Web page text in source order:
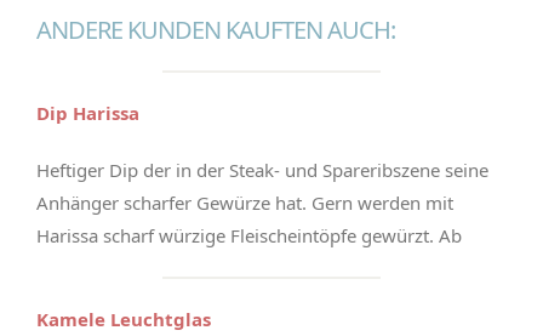
ANDERE KUNDEN KAUFTEN AUCH:
Dip Harissa
Heftiger Dip der in der Steak- und Spareribszene seine
Anhänger scharfer Gewürze hat. Gern werden mit
Harissa scharf würzige Fleischeintöpfe gewürzt. Ab
Kamele Leuchtglas